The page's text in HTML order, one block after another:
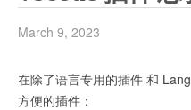
March 9, 2023
在除了语言专用的插件 和
方便的插件：